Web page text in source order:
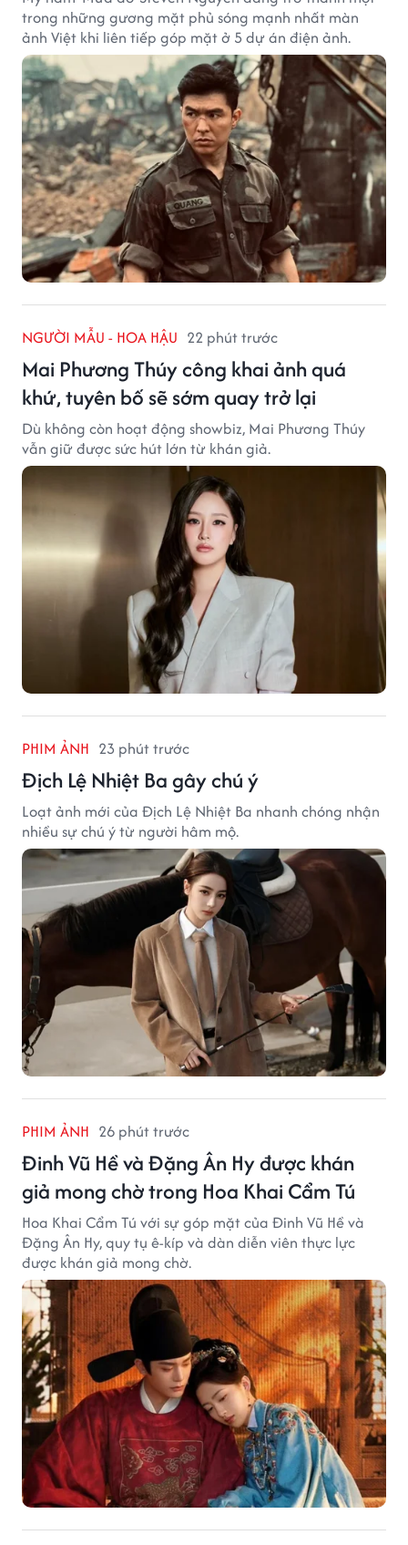
trong những gương mặt phủ sóng mạnh nhất màn
ảnh Việt khi liên tiếp góp mặt ở 5 dự án điện ảnh.
NGƯỜI MẪU - HOA HẬU 22 phút trước
Mai Phương Thúy công khai ảnh quá
khứ, tuyên bố sẽ sớm quay trở lại
Dù không còn hoạt động showbiz, Mai Phương Thúy
vẫn giữ được sức hút lớn từ khán giả.
PHIM ẢNH 23 phút trước
Địch Lệ Nhiệt Ba gây chú ý
Loạt ảnh mới của Địch Lệ Nhiệt Ba nhanh chóng nhận
nhiều sự chú ý từ người hâm mộ.
PHIM ẢNH 26 phút trước
Đinh Vũ Hề và Đặng Ân Hy được khán
giả mong chờ trong Hoa Khai Cẩm Tú
Hoa Khai Cẩm Tú với sự góp mặt của Đinh Vũ Hề và
Đặng Ân Hy, quy tụ ê-kíp và dàn diễn viên thực lực
được khán giả mong chờ.